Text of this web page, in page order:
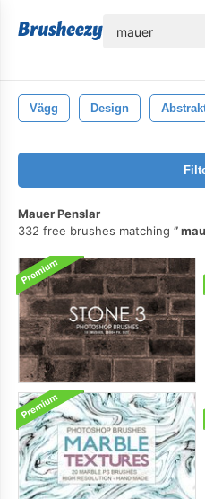
Vägg Design
Mauer Penslar
332 free brushes matching